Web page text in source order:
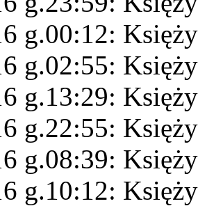
g.00:12:
g.02:55:
g.13:29:
g.22:55:
g.08:39:
g.10:12: